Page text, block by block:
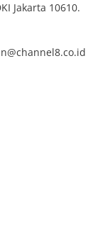
Jakarta 10610.